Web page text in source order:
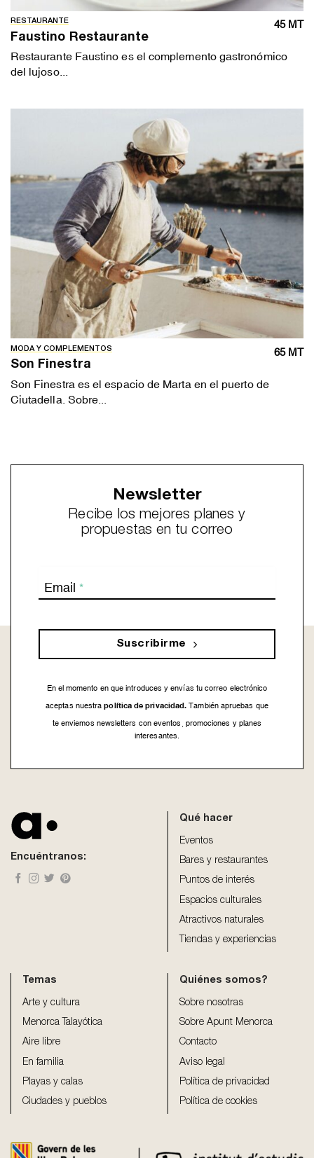
RESTAURANTE 45 MT
Faustino Restaurante
Restaurante Faustino es el complemento gastronómico
del lujoso...
MODA Y COMPLEMENTOS 65 MT
Son Finestra
Son Finestra es el espacio de Marta en el puerto de
Ciutadella. Sobre...
Newsletter
Recibe los mejores planes y
propuestas en tu correo
Email *
Suscribirme
En el momento en que introduces y envías tu correo electrónico
aceptas nuestra política de privacidad. También apruebas que
te enviemos newsletters con eventos, promociones y planes
interesantes.
left
Encuéntranos:
Qué hacer
Eventos
Bares y restaurantes
Puntos de interés
Espacios culturales
Atractivos naturales
Tiendas y experiencias
Temas
Arte y cultura
Menorca Talayótica
Aire libre
En familia
Playas y calas
Ciudades y pueblos
Quiénes somos?
Sobre nosotras
Sobre Apunt Menorca
Contacto
Aviso legal
Política de privacidad
Política de cookies